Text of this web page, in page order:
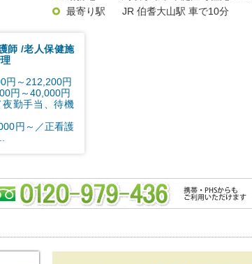
最寄り駅
JR 伯耆大山駅 車で10分
師 老人保健施
円～212,200円
円～40,000円
勤手当、待機
円～／正看護